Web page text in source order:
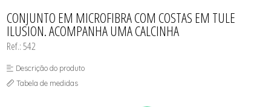
MATERNIDADE
SEM COSTURA
TOP
CONJUNTO EM MICROFIBRA COM COSTAS EM TULE
ILUSION. ACOMPANHA UMA CALCINHA
Ref.: 542
Descrição do produto
Tabela de medidas